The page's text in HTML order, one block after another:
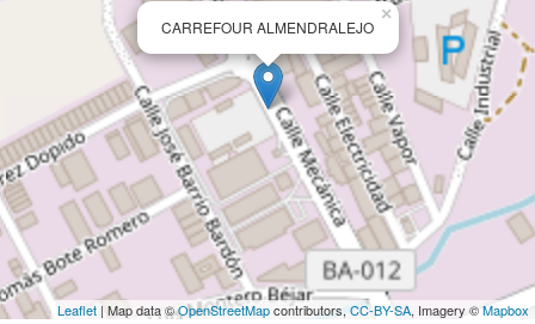
CARREFOUR ALMENDRALEJO
×
Leaflet | Map data ©OpenStreetMapcontributors, CC-BY-SA, Imagery ©Mapbox